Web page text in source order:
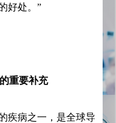
好处。”
重要补充
疾病之一，是全球导